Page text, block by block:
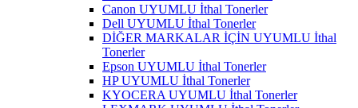
Canon UYUMLU İthal Tonerler
Dell UYUMLU İthal Tonerler
DİĞER MARKALAR İÇİN UYUMLU İthal
Tonerler
Epson UYUMLU İthal Tonerler
HP UYUMLU İthal Tonerler
KYOCERA UYUMLU İthal Tonerler